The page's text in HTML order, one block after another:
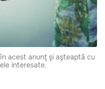
acest anunţ şi aşteaptă cu
interesate.